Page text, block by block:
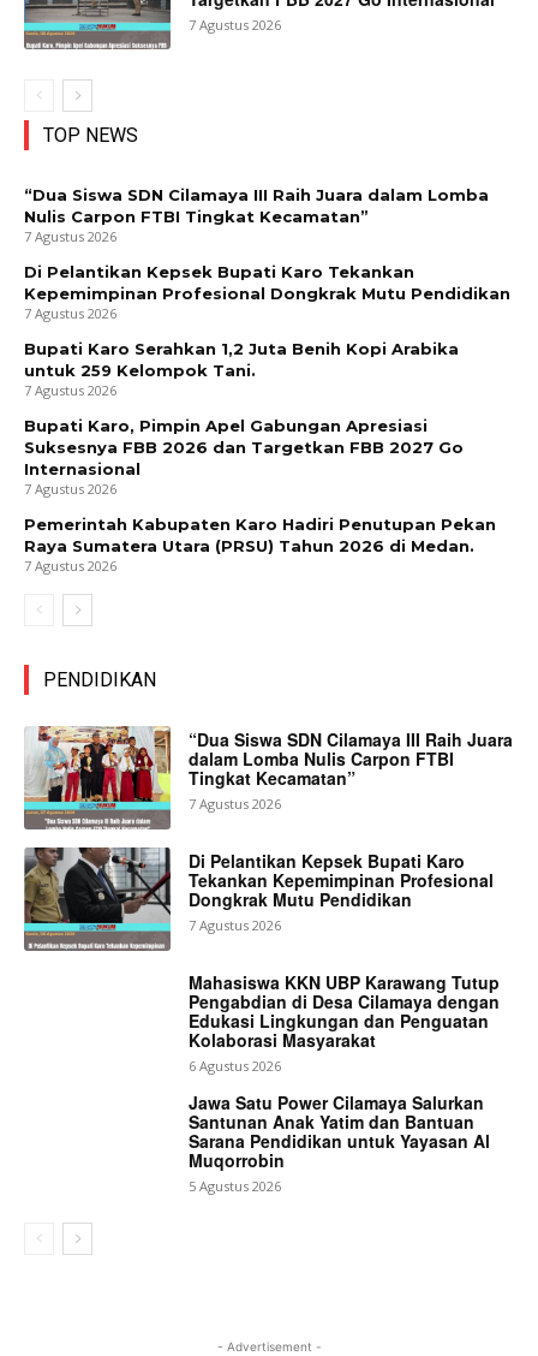
7 Agustus 2026
TOP NEWS
“Dua Siswa SDN Cilamaya III Raih Juara dalam Lomba
Nulis Carpon FTBI Tingkat Kecamatan”
7 Agustus 2026
Di Pelantikan Kepsek Bupati Karo Tekankan
Kepemimpinan Profesional Dongkrak Mutu Pendidikan
7 Agustus 2026
Bupati Karo Serahkan 1,2 Juta Benih Kopi Arabika
untuk 259 Kelompok Tani.
7 Agustus 2026
Bupati Karo, Pimpin Apel Gabungan Apresiasi
Suksesnya FBB 2026 dan Targetkan FBB 2027 Go
Internasional
7 Agustus 2026
Pemerintah Kabupaten Karo Hadiri Penutupan Pekan
Raya Sumatera Utara (PRSU) Tahun 2026 di Medan.
7 Agustus 2026
PENDIDIKAN
“Dua Siswa SDN Cilamaya III Raih Juara
dalam Lomba Nulis Carpon FTBI
Tingkat Kecamatan”
7 Agustus 2026
Di Pelantikan Kepsek Bupati Karo
Tekankan Kepemimpinan Profesional
Dongkrak Mutu Pendidikan
7 Agustus 2026
Mahasiswa KKN UBP Karawang Tutup
Pengabdian di Desa Cilamaya dengan
Edukasi Lingkungan dan Penguatan
Kolaborasi Masyarakat
6 Agustus 2026
Jawa Satu Power Cilamaya Salurkan
Santunan Anak Yatim dan Bantuan
Sarana Pendidikan untuk Yayasan Al
Muqorrobin
5 Agustus 2026
- Advertisement -